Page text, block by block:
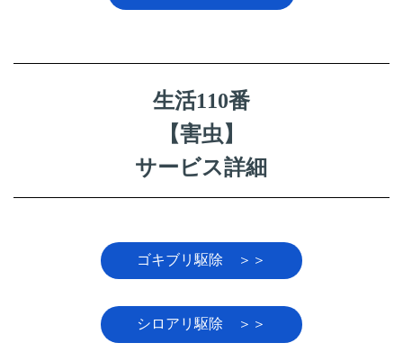
生活110番
【害虫】
サービス詳細
ゴキブリ駆除 ＞＞
シロアリ駆除 ＞＞